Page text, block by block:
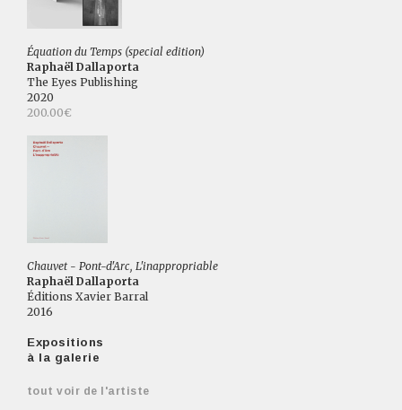
Équation du Temps (special edition)
Raphaël Dallaporta
The Eyes Publishing
2020
200.00€
Chauvet - Pont-d'Arc, L'inappropriable
Raphaël Dallaporta
Éditions Xavier Barral
2016
Expositions
à la galerie
tout voir de l'artiste